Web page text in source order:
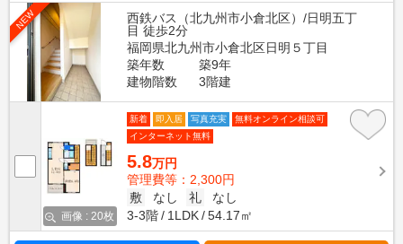
NEW
西鉄バス（北九州市小倉北区）/日明五丁
目 徒歩2分
福岡県北九州市小倉北区日明５丁目
築年数
築9年
建物階数
3階建
画像 : 20枚
新着 即入居 写真充実
無料オンライン相談可
インターネット無料
5.8万円
管理費等：2,300円
敷
なし 礼
なし
3-3階
1LDK 54.17㎡